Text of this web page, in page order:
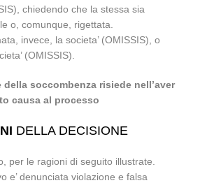
chiedendo che la stessa sia
o, comunque, rigettata.
invece, la societa’ (OMISSIS), o
(OMISSIS).
soccombenza risiede nell’aver
causa al processo
DELLA DECISIONE
per le ragioni di seguito illustrate.
e’ denunciata violazione e falsa